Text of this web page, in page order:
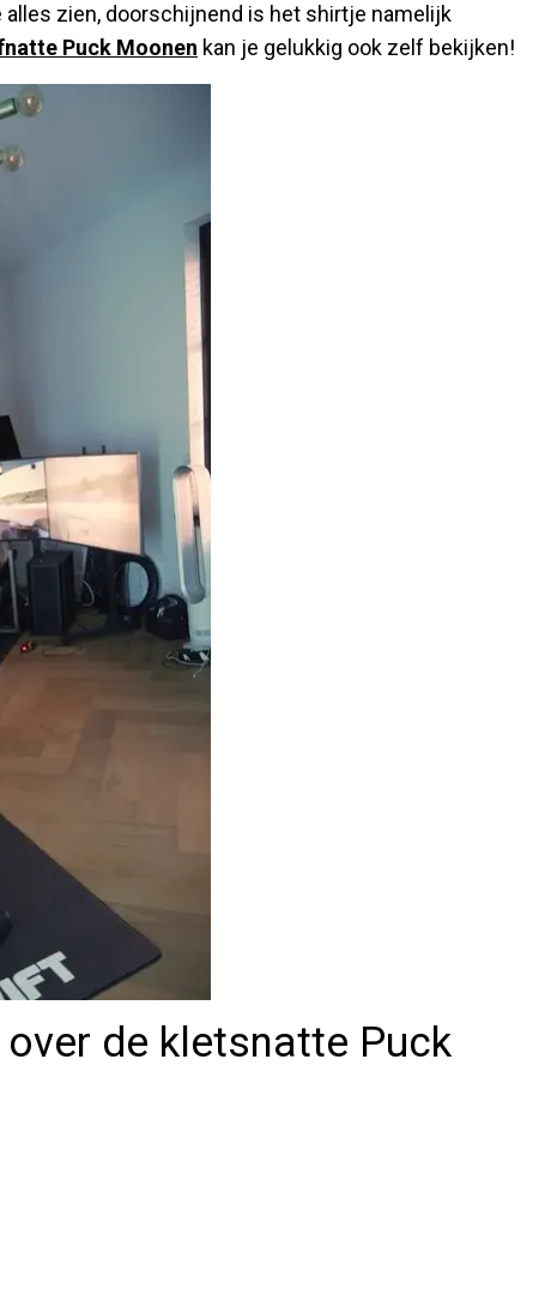
alles zien, doorschijnend is het shirtje namelijk
Puck Moonen kan je gelukkig ook zelf bekijken!
de kletsnatte Puck